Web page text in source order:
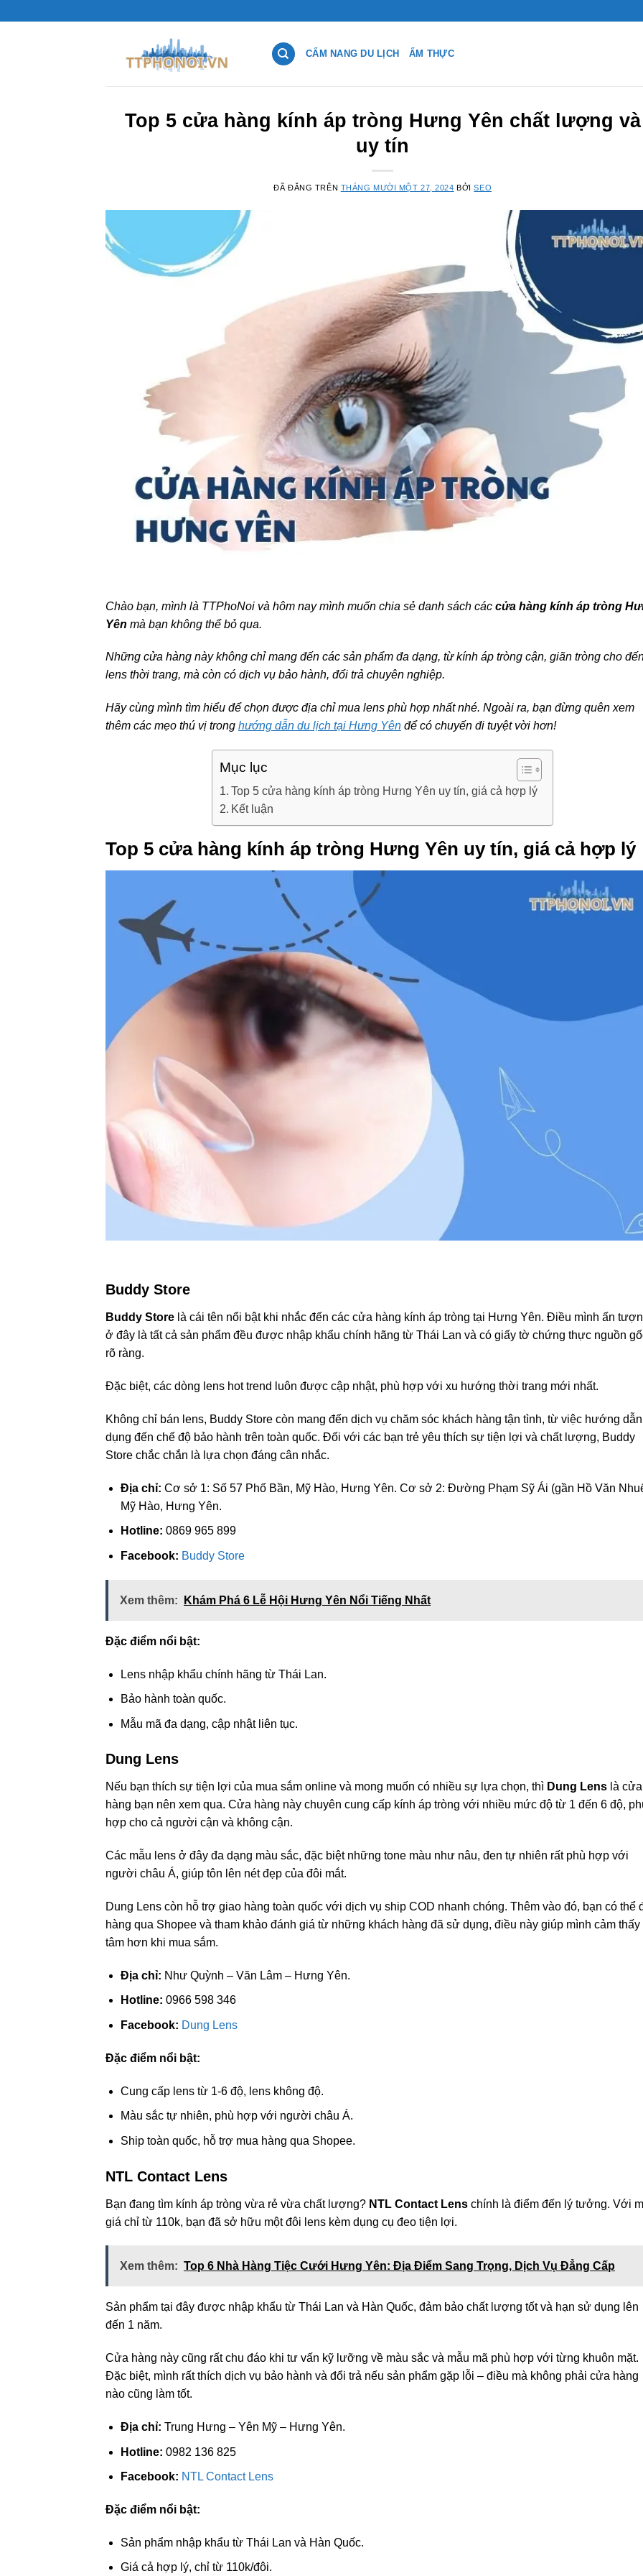
CẨM NANG DU LỊCH ẨM THỰC
Top 5 cửa hàng kính áp tròng Hưng Yên chất lượng và
uy tín
ĐÃ ĐĂNG TRÊN THÁNG MƯỜI MỘT 27, 2024 BỞISEO
Chào bạn, mình là TTPhoNoi và hôm nay mình muốn chia sẻ danh sách các cửa hàng kính áp tròng
Yên mà bạn không thể bỏ qua.
Những cửa hàng này không chỉ mang đến các sản phẩm đa dạng, từ kính áp tròng cận, giãn tròng cho
lens thời trang, mà còn có dịch vụ bảo hành, đổi trả chuyên nghiệp.
Hãy cùng mình tìm hiểu để chọn được địa chỉ mua lens phù hợp nhất nhé. Ngoài ra, bạn đừng quên xem
thêm các mẹo thú vị trong hướng dẫn du lịch tại Hưng Yên để có chuyến đi tuyệt vời hơn!
Mục lục
Top 5 cửa hàng kính áp tròng Hưng Yên uy tín, giá cả hợp lý
Kết luận
Top 5 cửa hàng kính áp tròng Hưng Yên uy tín, giá cả hợp lý
Buddy Store
Buddy Store là cái tên nổi bật khi nhắc đến các cửa hàng kính áp tròng tại Hưng Yên. Điều mình ấn
ở đây là tất cả sản phẩm đều được nhập khẩu chính hãng từ Thái Lan và có giấy tờ chứng thực nguồn
rõ ràng.
Đặc biệt, các dòng lens hot trend luôn được cập nhật, phù hợp với xu hướng thời trang mới nhất.
Không chỉ bán lens, Buddy Store còn mang đến dịch vụ chăm sóc khách hàng tận tình, từ việc hướng
dụng đến chế độ bảo hành trên toàn quốc. Đối với các bạn trẻ yêu thích sự tiện lợi và chất lượng, Buddy
Store chắc chắn là lựa chọn đáng cân nhắc.
Địa chỉ: Cơ sở 1: Số 57 Phố Bần, Mỹ Hào, Hưng Yên. Cơ sở 2: Đường Phạm Sỹ Ái (gần Hồ Văn
Mỹ Hào, Hưng Yên.
Hotline: 0869 965 899
Facebook: Buddy Store
Xem thêm: Khám Phá 6 Lễ Hội Hưng Yên Nổi Tiếng Nhất
Đặc điểm nổi bật:
Lens nhập khẩu chính hãng từ Thái Lan.
Bảo hành toàn quốc.
Mẫu mã đa dạng, cập nhật liên tục.
Dung Lens
Nếu bạn thích sự tiện lợi của mua sắm online và mong muốn có nhiều sự lựa chọn, thì Dung Lens là cửa
hàng bạn nên xem qua. Cửa hàng này chuyên cung cấp kính áp tròng với nhiều mức độ từ 1 đến 6 độ,
hợp cho cả người cận và không cận.
Các mẫu lens ở đây đa dạng màu sắc, đặc biệt những tone màu như nâu, đen tự nhiên rất phù hợp với
người châu Á, giúp tôn lên nét đẹp của đôi mắt.
Dung Lens còn hỗ trợ giao hàng toàn quốc với dịch vụ ship COD nhanh chóng. Thêm vào đó, bạn có thể
hàng qua Shopee và tham khảo đánh giá từ những khách hàng đã sử dụng, điều này giúp mình cảm thấy
tâm hơn khi mua sắm.
Địa chỉ: Như Quỳnh – Văn Lâm – Hưng Yên.
Hotline: 0966 598 346
Facebook: Dung Lens
Đặc điểm nổi bật:
Cung cấp lens từ 1-6 độ, lens không độ.
Màu sắc tự nhiên, phù hợp với người châu Á.
Ship toàn quốc, hỗ trợ mua hàng qua Shopee.
NTL Contact Lens
Bạn đang tìm kính áp tròng vừa rẻ vừa chất lượng? NTL Contact Lens chính là điểm đến lý tưởng. Với
giá chỉ từ 110k, bạn đã sở hữu một đôi lens kèm dụng cụ đeo tiện lợi.
Xem thêm: Top 6 Nhà Hàng Tiệc Cưới Hưng Yên: Địa Điểm Sang Trọng, Dịch Vụ Đẳng Cấp
Sản phẩm tại đây được nhập khẩu từ Thái Lan và Hàn Quốc, đảm bảo chất lượng tốt và hạn sử dụng lên
đến 1 năm.
Cửa hàng này cũng rất chu đáo khi tư vấn kỹ lưỡng về màu sắc và mẫu mã phù hợp với từng khuôn mặt.
Đặc biệt, mình rất thích dịch vụ bảo hành và đổi trả nếu sản phẩm gặp lỗi – điều mà không phải cửa hàng
nào cũng làm tốt.
Địa chỉ: Trung Hưng – Yên Mỹ – Hưng Yên.
Hotline: 0982 136 825
Facebook: NTL Contact Lens
Đặc điểm nổi bật:
Sản phẩm nhập khẩu từ Thái Lan và Hàn Quốc.
Giá cả hợp lý, chỉ từ 110k/đôi.